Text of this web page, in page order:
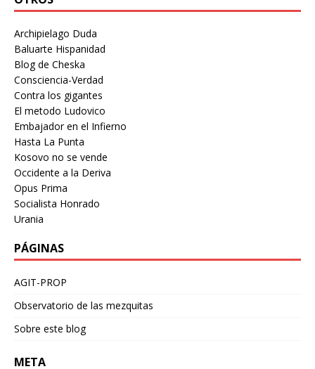
Archipielago Duda
Baluarte Hispanidad
Blog de Cheska
Consciencia-Verdad
Contra los gigantes
El metodo Ludovico
Embajador en el Infierno
Hasta La Punta
Kosovo no se vende
Occidente a la Deriva
Opus Prima
Socialista Honrado
Urania
PÁGINAS
AGIT-PROP
Observatorio de las mezquitas
Sobre este blog
META